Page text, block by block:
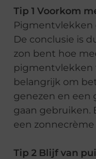
Tip 1 Voorkom
Pigmentvlekken
De conclusie is
zon bent hoe
pigmentvlekken
belangrijk om
genezen en een
gaan gebruiken.
een
Tip 2 Blijf van